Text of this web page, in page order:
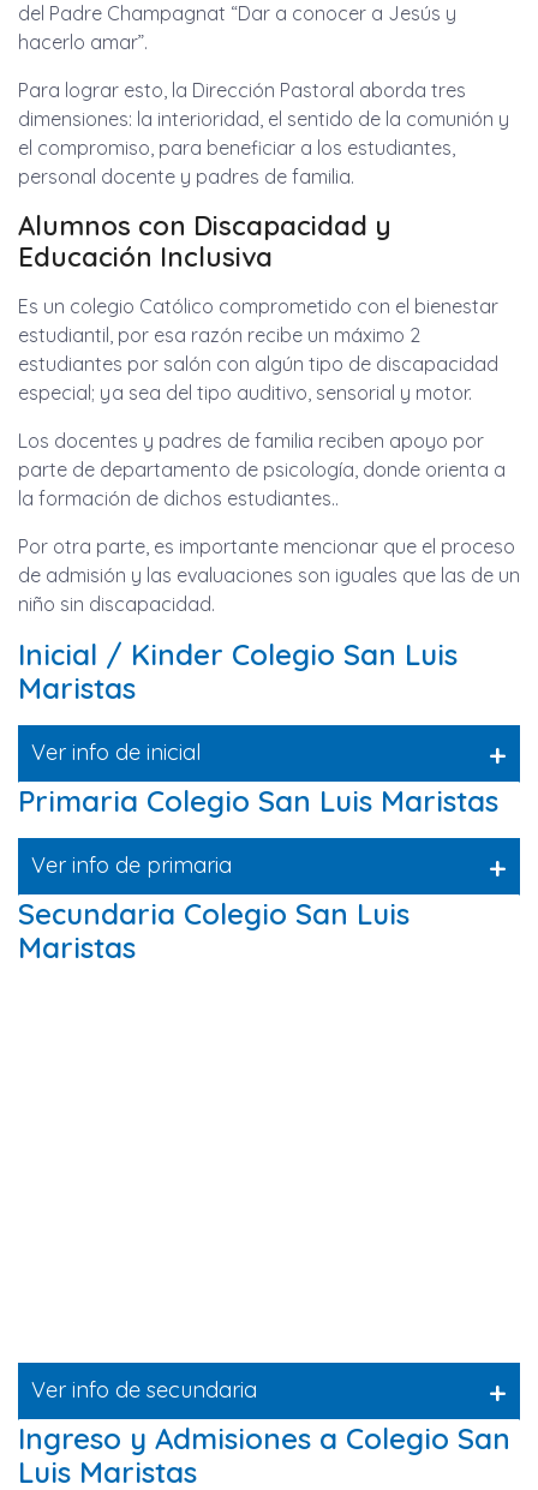
del Padre Champagnat “Dar a conocer a Jesús y
hacerlo amar”.
Para lograr esto, la Dirección Pastoral aborda tres
dimensiones: la interioridad, el sentido de la comunión y
el compromiso, para beneficiar a los estudiantes,
personal docente y padres de familia.
Alumnos con Discapacidad y
Educación Inclusiva
Es un colegio Católico comprometido con el bienestar
estudiantil, por esa razón recibe un máximo 2
estudiantes por salón con algún tipo de discapacidad
especial; ya sea del tipo auditivo, sensorial y motor.
Los docentes y padres de familia reciben apoyo por
parte de departamento de psicología, donde orienta a
la formación de dichos estudiantes..
Por otra parte, es importante mencionar que el proceso
de admisión y las evaluaciones son iguales que las de un
niño sin discapacidad.
Inicial / Kinder Colegio San Luis
Maristas
Ver info de inicial +
Primaria Colegio San Luis Maristas
Ver info de primaria +
Secundaria Colegio San Luis
Maristas
Ver info de secundaria +
Ingreso y Admisiones a Colegio San
Luis Maristas